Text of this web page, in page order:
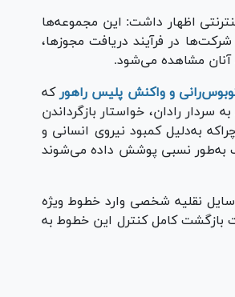
اظهار داشت: این مجموعه‌ها
در فرآیند دریافت مجوزها،
آنان مشاهده می‌شود.
و واکنش پلیس راهورکه
رادان، خواستار بازگرداندن
به‌دلیل کمبود نیروی انسانی و
به‌طور نسبی پوشش داده می‌شوند
نقلیه شخصی وارد خطوط ویژه
بازگشت کامل کنترل این خطوط به